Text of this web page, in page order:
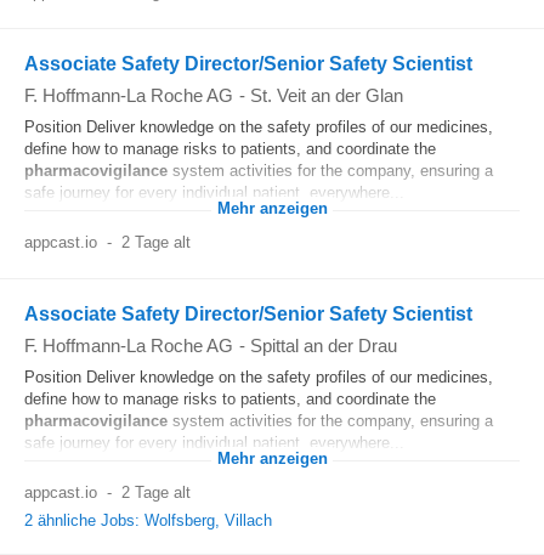
Associate Safety Director/Senior Safety Scientist
F. Hoffmann-La Roche AG - St. Veit an der Glan
Position Deliver knowledge on the safety profiles of our medicines,
define how to manage risks to patients, and coordinate the
pharmacovigilance system activities for the company, ensuring a
safe journey for every individual patient, everywhere...
Mehr anzeigen
appcast.io - 2 Tage alt
Associate Safety Director/Senior Safety Scientist
F. Hoffmann-La Roche AG - Spittal an der Drau
Position Deliver knowledge on the safety profiles of our medicines,
define how to manage risks to patients, and coordinate the
pharmacovigilance system activities for the company, ensuring a
safe journey for every individual patient, everywhere...
Mehr anzeigen
appcast.io - 2 Tage alt
2 ähnliche Jobs: Wolfsberg, Villach